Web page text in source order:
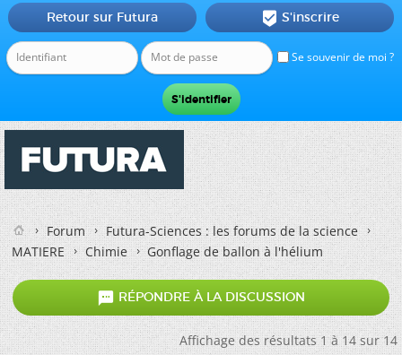
Se souvenir de moi ?
Retour sur Futura  S'inscrire
Forum
Futura-Sciences : les forums de la science
MATIERE
Chimie Gonflage de ballon à l'hélium
 RÉPONDRE À LA DISCUSSION
Affichage des résultats 1 à 14 sur 14